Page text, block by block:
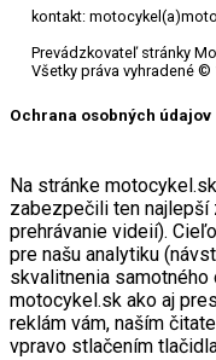
kontakt:
Prevádzkovateľ stránky
Všetky práva vyhradené
Ochrana osobných údajov
Na stránke
zabezpečili ten najlepší
prehrávanie videií).
pre našu analytiku
skvalitnenia
motocykel.sk ako aj
reklám vám, naším
vpravo stlačením